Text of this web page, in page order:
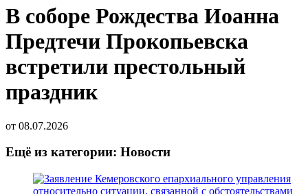
В соборе Рождества Иоанна
Предтечи Прокопьевска
встретили престольный
праздник
от 08.07.2026
Ещё из категории: Новости